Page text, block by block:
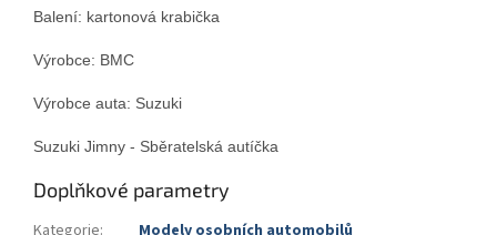
Balení: kartonová krabička
Výrobce: BMC
Výrobce auta: Suzuki
Suzuki Jimny - Sběratelská autíčka
Doplňkové parametry